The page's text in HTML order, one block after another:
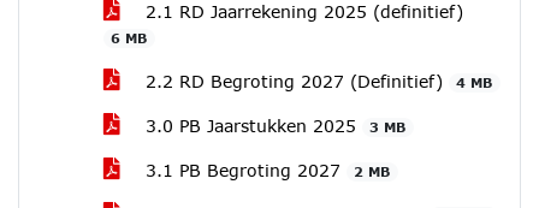
2.1 RD Jaarrekening 2025 (definitief)
6 MB
2.2 RD Begroting 2027 (Definitief) 4 MB
3.0 PB Jaarstukken 2025 3 MB
3.1 PB Begroting 2027 2 MB